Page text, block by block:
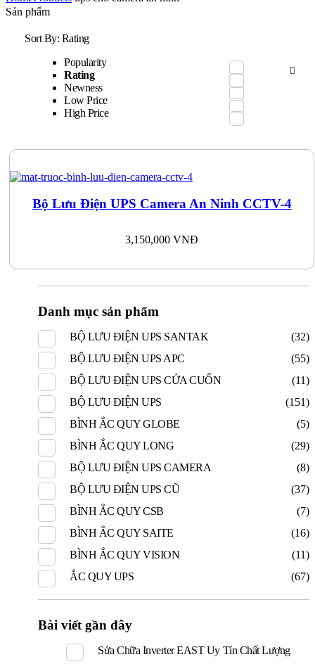
Sản phẩm
Sort By: Rating
Popularity
Rating
Newness
Low Price
High Price
Bộ Lưu Điện UPS Camera An Ninh CCTV-4
3,150,000VNĐ
Danh mục sản phẩm
BỘ LƯU ĐIỆN UPS SANTAK
(32)
BỘ LƯU ĐIỆN UPS APC
(55)
BỘ LƯU ĐIỆN UPS CỬA CUỐN
(11)
BỘ LƯU ĐIỆN UPS
(151)
BÌNH ẮC QUY GLOBE
(5)
BÌNH ẮC QUY LONG
(29)
BỘ LƯU ĐIỆN UPS CAMERA
(8)
BỘ LƯU ĐIỆN UPS CŨ
(37)
BÌNH ẮC QUY CSB
(7)
BÌNH ẮC QUY SAITE
(16)
BÌNH ẮC QUY VISION
(11)
ẮC QUY UPS
(67)
Bài viết gần đây
Sửa Chữa Inverter EAST Uy Tín Chất Lượng